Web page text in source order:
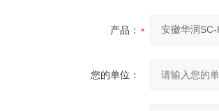
产品：
您的单位：